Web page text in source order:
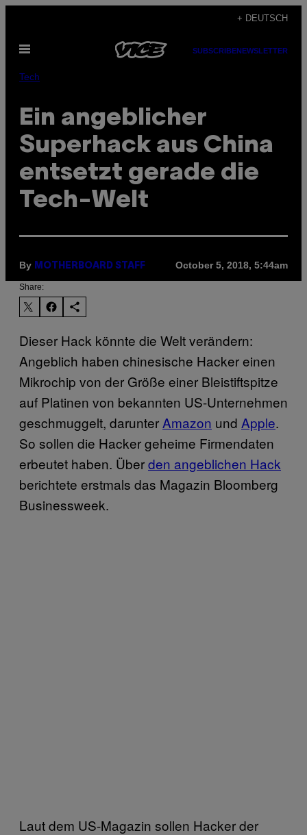
content
+ DEUTSCH
Open
SUBSCRIBENEWSLETTER
Tech
Ein angeblicher
Superhack aus China
entsetzt gerade die
Tech-Welt
By MOTHERBOARD STAFF October 5, 2018, 5:44am
Share:
Dieser Hack könnte die Welt verändern:
Angeblich haben chinesische Hacker einen
Mikrochip von der Größe einer Bleistiftspitze
auf Platinen von bekannten US-Unternehmen
geschmuggelt, darunter Amazon und Apple.
So sollen die Hacker geheime Firmendaten
erbeutet haben. Überden angeblichen Hack
berichtete erstmals das Magazin Bloomberg
Businessweek.
Laut dem US-Magazin sollen Hacker der